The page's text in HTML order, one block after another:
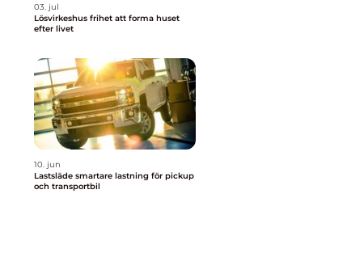
03. jul
Lösvirkeshus frihet att forma huset
efter livet
10. jun
Lastsläde smartare lastning för pickup
och transportbil